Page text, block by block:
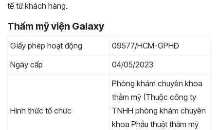
tế từ khách hàng.
Thẩm mỹ viện Galaxy
Giấy phép hoạt động
09577/HCM-GPHĐ
Ngày cấp
04/05/2023
Hình thức tổ chức
Phòng khám chuyên khoa
thẫm mỹ (Thuộc công ty
TNHH phòng khám chuyên
khoa Phẫu thuật thẫm mỹ